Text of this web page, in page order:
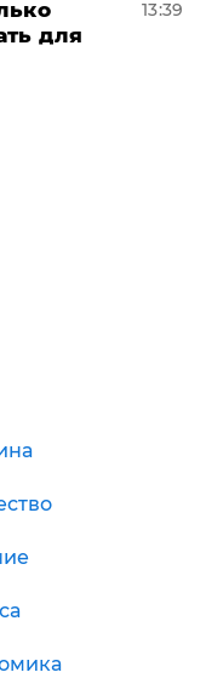
для
13:39